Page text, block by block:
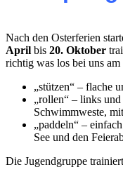
Nach den Osterferien
April bis 20. Oktober
richtig was los bei uns am
„stützen“ – flache
„rollen“ – links
Schwimmweste,
„paddeln“ –
See und den
Die Jugendgruppe